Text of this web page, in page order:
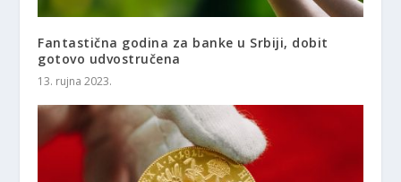
Fantastična godina za banke u Srbiji, dobit
gotovo udvostručena
13. rujna 2023.